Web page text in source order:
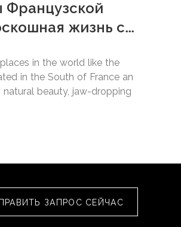
жизнь с
in the world like the
in the South of France an
beauty, jaw-dropping
ЗАПРОС СЕЙЧАС